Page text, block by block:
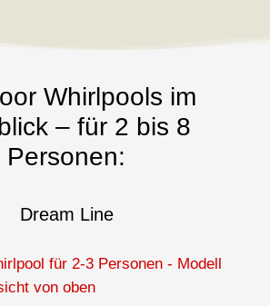
Whirlpools im
– für 2 bis 8
Personen:
Dream Line